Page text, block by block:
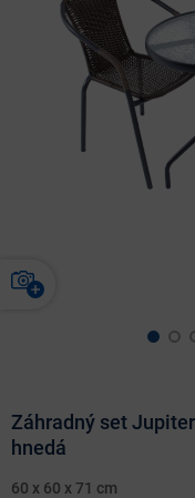
Výpredaj
Záhradný set
hnedá
60 x 60 x 71 cm